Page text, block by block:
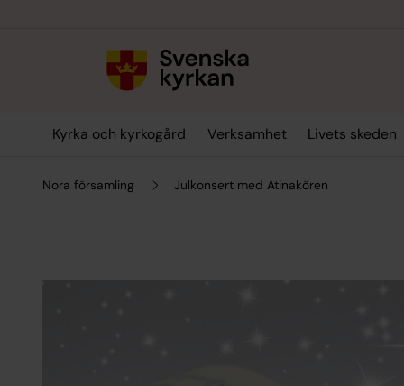
Kyrka och kyrkogård Verksamhet Livets skeden
Nora församling Julkonsert med Atinakören